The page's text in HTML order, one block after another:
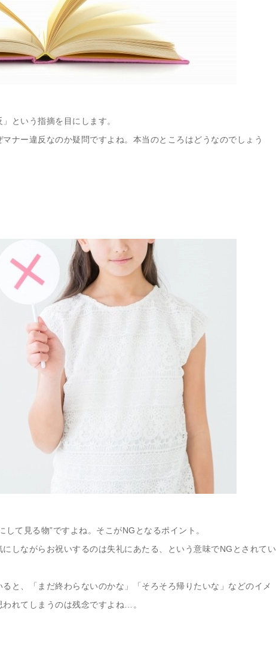
という指摘を目にします。
ナー違反なのか疑問ですよね。本当のところはどうなのでしょう
て見る物”ですよね。そこがNGとなるポイント。
しながらお祝いするのは失礼にあたる、という意味でNGとされてい
と、「まだ終わらないのかな」「そろそろ帰りたいな」などのイメ
れてしまうのは残念ですよね…。